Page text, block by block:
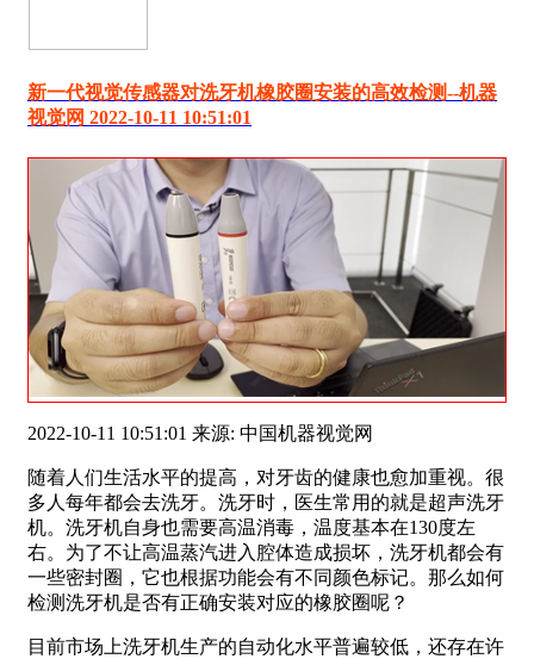
新一代视觉传感器对洗牙机橡胶圈安装的高效检测--机器
视觉网 2022-10-11 10:51:01
2022-10-11 10:51:01 来源: 中国机器视觉网
随着人们生活水平的提高，对牙齿的健康也愈加重视。很
多人每年都会去洗牙。洗牙时，医生常用的就是超声洗牙
机。洗牙机自身也需要高温消毒，温度基本在130度左
右。为了不让高温蒸汽进入腔体造成损坏，洗牙机都会有
一些密封圈，它也根据功能会有不同颜色标记。那么如何
检测洗牙机是否有正确安装对应的橡胶圈呢？
目前市场上洗牙机生产的自动化水平普遍较低，还存在许